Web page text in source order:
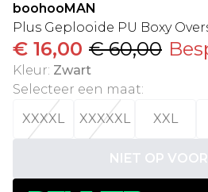
boohooMAN
Plus Geplooide PU Boxy
€ 16,00 € 60,00
Kleur: Zwart
Selecteer een maat:
XXXXL
XXXXXL XXL
NIET OP